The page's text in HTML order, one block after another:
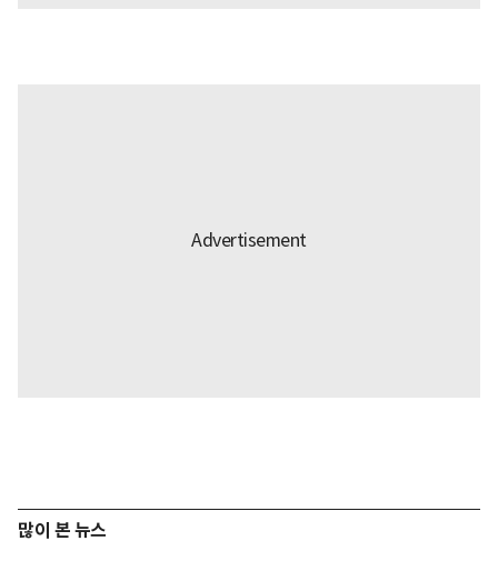
많이 본 뉴스